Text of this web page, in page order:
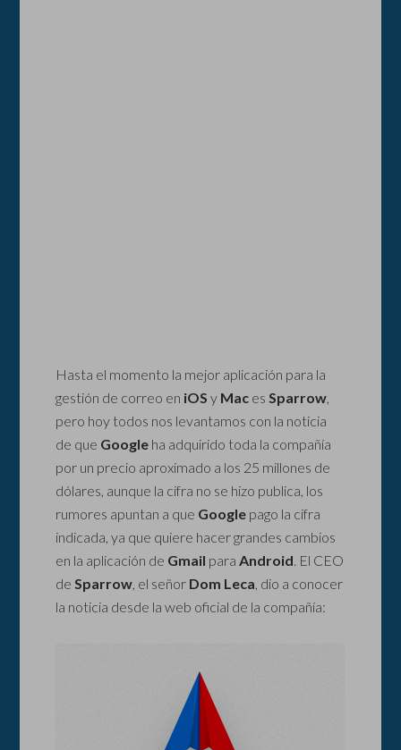
Hasta el momento la mejor aplicación para la
gestión de correo en iOS y Mac esSparrow,
pero hoy todos nos levantamos con la noticia
de que Google ha adquirido toda la compañía
por un precio aproximado a los 25 millones de
dólares, aunque la cifra no se hizo publica, los
rumores apuntan a que Google pago la cifra
indicada, ya que quiere hacer grandes cambios
en la aplicación de Gmail paraAndroid. El CEO
deSparrow, el señor Dom Leca, dio a conocer
la noticia desde la web oficial de la compañía: